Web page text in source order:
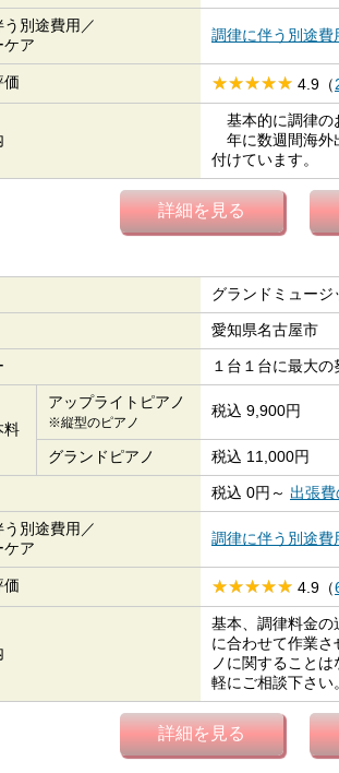
別途費用／
ケア
調律に伴う別途費
価 4.9（
基本的に調律の
年に数週間海外
付けています。
詳細を見る
グランドミュー
愛知県名古屋市
１台１台に最大の
料
アップライトピアノ
※縦型のピアノ
税込 9,900円
グランドピアノ 税込 11,000円
税込 0円～ 出張費
別途費用／
ケア
調律に伴う別途費
価 4.9（
基本、調律料金の
に合わせて作業
ノに関すること
軽にご相談下さい。
詳細を見る